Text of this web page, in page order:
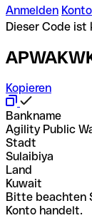
Anmelden
Dieser Code ist
Kopieren
Bankname
Agility Public
Stadt
Sulaibiya
Land
Kuwait
Bitte beachten
Konto handelt.